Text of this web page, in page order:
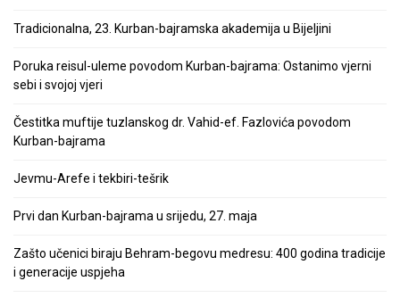
Tradicionalna, 23. Kurban-bajramska akademija u Bijeljini
Poruka reisul-uleme povodom Kurban-bajrama: Ostanimo vjerni
sebi i svojoj vjeri
Čestitka muftije tuzlanskog dr. Vahid-ef. Fazlovića povodom
Kurban-bajrama
Jevmu-Arefe i tekbiri-tešrik
Prvi dan Kurban-bajrama u srijedu, 27. maja
Zašto učenici biraju Behram-begovu medresu: 400 godina tradicije
i generacije uspjeha